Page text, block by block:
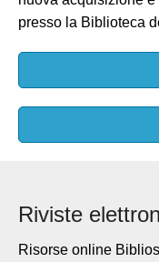
presso la Biblioteca
Riviste
Risorse online